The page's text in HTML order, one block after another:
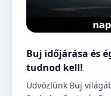
Buj időjárása és
tudnod kell!
Üdvözlünk Buj